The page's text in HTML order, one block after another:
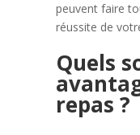
peuvent faire
réussite de
Quels
repas ?